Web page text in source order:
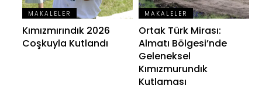
MAKALELER
Kımızmırındık 2026
Coşkuyla Kutlandı
MAKALELER
Ortak Türk Mirası:
Almatı Bölgesi’nde
Geleneksel
Kımızmurundık
Kutlaması